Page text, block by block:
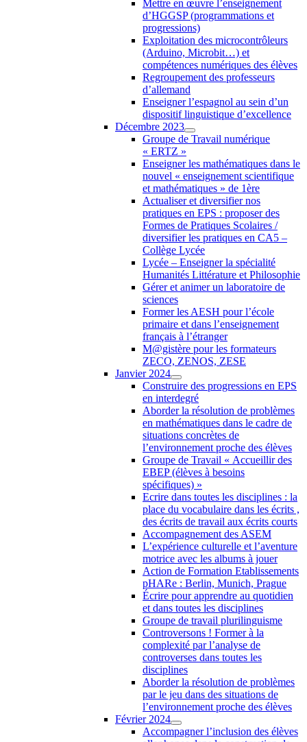
Mettre en œuvre l’enseignement
d’HGGSP (programmations et
progressions)
Exploitation des microcontrôleurs
(Arduino, Microbit…) et
compétences numériques des élèves
Regroupement des professeurs
d’allemand
Enseigner l’espagnol au sein d’un
dispositif linguistique d’excellence
Décembre 2023
Groupe de Travail numérique
« ERTZ »
Enseigner les mathématiques dans le
nouvel « enseignement scientifique
et mathématiques » de 1ère
Actualiser et diversifier nos
pratiques en EPS : proposer des
Formes de Pratiques Scolaires /
diversifier les pratiques en CA5 –
Collège Lycée
Lycée – Enseigner la spécialité
Humanités Littérature et Philosophie
Gérer et animer un laboratoire de
sciences
Former les AESH pour l’école
primaire et dans l’enseignement
français à l’étranger
M@gistère pour les formateurs
ZECO, ZENOS, ZESE
Janvier 2024
Construire des progressions en EPS
en interdegré
Aborder la résolution de problèmes
en mathématiques dans le cadre de
situations concrètes de
l’environnement proche des élèves
Groupe de Travail « Accueillir des
EBEP (élèves à besoins
spécifiques) »
Ecrire dans toutes les disciplines : la
place du vocabulaire dans les écrits ,
des écrits de travail aux écrits courts
Accompagnement des ASEM
L’expérience culturelle et l’aventure
motrice avec les albums à jouer
Action de Formation Etablissements
pHARe : Berlin, Munich, Prague
Écrire pour apprendre au quotidien
et dans toutes les disciplines
Groupe de travail plurilinguisme
Controversons ! Former à la
complexité par l’analyse de
controverses dans toutes les
disciplines
Aborder la résolution de problèmes
par le jeu dans des situations de
l’environnement proche des élèves
Février 2024
Accompagner l’inclusion des élèves